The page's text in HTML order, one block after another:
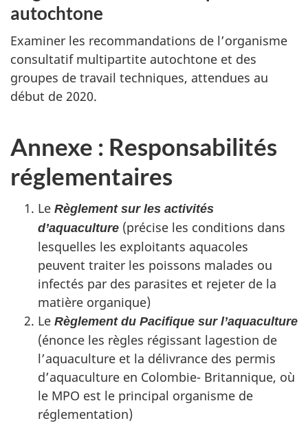
autochtone
Examiner les recommandations de l’organisme
consultatif multipartite autochtone et des
groupes de travail techniques, attendues au
début de 2020.
Annexe : Responsabilités
réglementaires
Le Règlement sur les activités
d’aquaculture (précise les conditions dans
lesquelles les exploitants aquacoles
peuvent traiter les poissons malades ou
infectés par des parasites et rejeter de la
matière organique)
Le Règlement du Pacifique sur l’aquaculture
(énonce les règles régissant lagestion de
l’aquaculture et la délivrance des permis
d’aquaculture en Colombie- Britannique, où
le MPO est le principal organisme de
réglementation)